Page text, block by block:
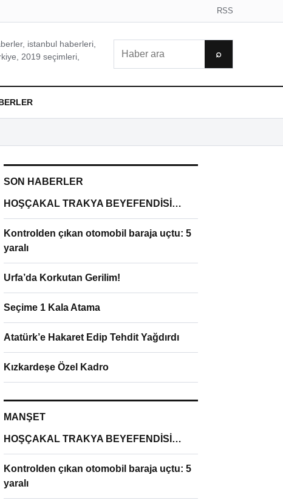
RSS
istanbul haberleri,
2019 seçimleri,
⌕
SON HABERLER
HOŞÇAKAL TRAKYA BEYEFENDİSİ…
Kontrolden çıkan otomobil baraja uçtu: 5
yaralı
Urfa’da Korkutan Gerilim!
Seçime 1 Kala Atama
Atatürk’e Hakaret Edip Tehdit Yağdırdı
Kızkardeşe Özel Kadro
MANŞET
HOŞÇAKAL TRAKYA BEYEFENDİSİ…
Kontrolden çıkan otomobil baraja uçtu: 5
yaralı